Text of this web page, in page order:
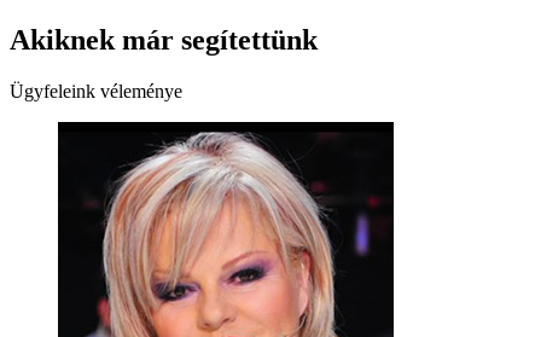
Akiknek már segítettünk
Ügyfeleink véleménye